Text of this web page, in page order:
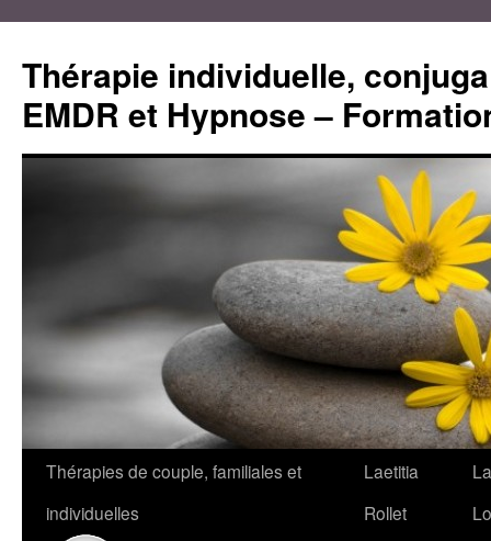
contenu
Thérapie individuelle,
EMDR et Hypnose –
Thérapies de couple, familiales et
individuelles
Laetitia
Rollet